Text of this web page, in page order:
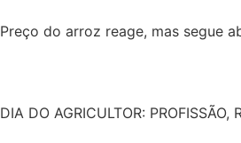
Preço do arroz reage, mas segue
DIA DO AGRICULTOR: PROFISSÃO,